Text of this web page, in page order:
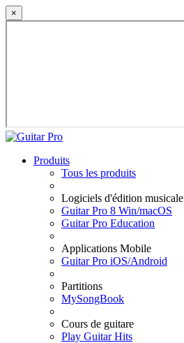
×
Produits
Tous les produits
Logiciels d'édition musicale
Guitar Pro 8 Win/macOS
Guitar Pro Education
Applications Mobile
Guitar Pro iOS/Android
Partitions
MySongBook
Cours de guitare
Play Guitar Hits